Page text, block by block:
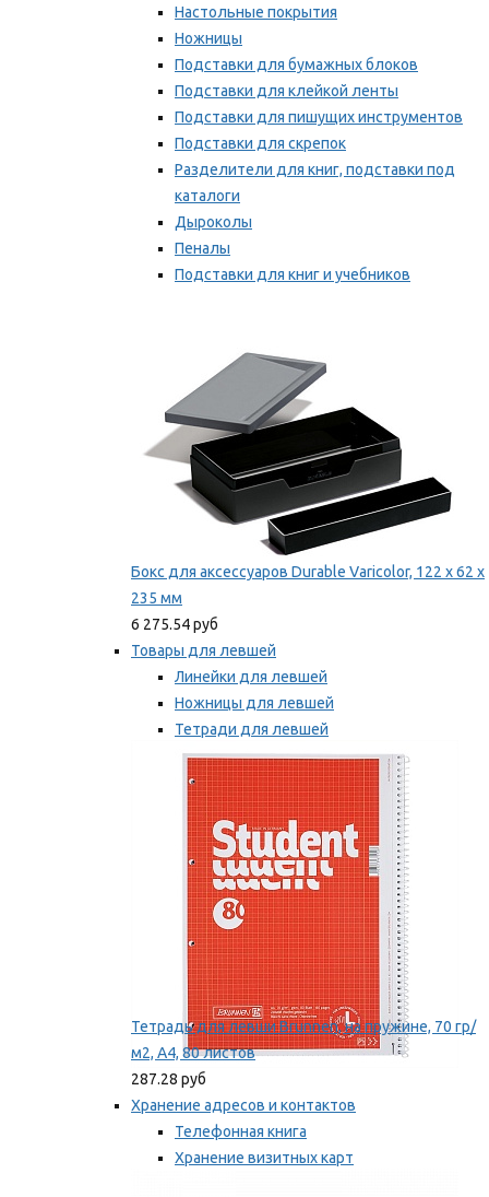
Настольные покрытия
Ножницы
Подставки для бумажных блоков
Подставки для клейкой ленты
Подставки для пишущих инструментов
Подставки для скрепок
Разделители для книг, подставки под
каталоги
Дыроколы
Пеналы
Подставки для книг и учебников
Бокс для аксессуаров Durable Varicolor, 122 x 62 x
235 мм
6 275.54 руб
Товары для левшей
Линейки для левшей
Ножницы для левшей
Тетради для левшей
Точилки для левшей
Мы рекомендуем
Тетрадь для левши Brunnen, на пружине, 70 гр/
м2, А4, 80 листов
287.28 руб
Хранение адресов и контактов
Телефонная книга
Хранение визитных карт